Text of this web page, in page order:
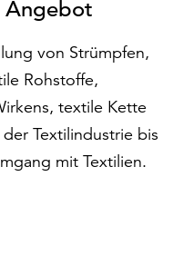
Angebot
von Strümpfen,
Rohstoffe,
textile Kette
Textilindustrie bis
mit Textilien.